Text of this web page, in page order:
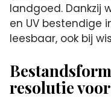
landgoed. Dankzij
en UV bestendige
leesbaar, ook bij
resolutie